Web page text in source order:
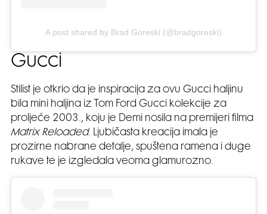
A post shared by Brad Goreski (@bradgoreski)
Gucci
Stilist je otkrio da je inspiracija za ovu Gucci haljinu
bila mini haljina iz Tom Ford Gucci kolekcije za
proljeće 2003., koju je Demi nosila na premijeri filma
Matrix Reloaded. Ljubičasta kreacija imala je
prozirne nabrane detalje, spuštena ramena i duge
rukave te je izgledala veoma glamurozno.